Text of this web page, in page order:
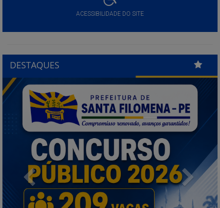
ACESSIBILIDADE DO SITE
DESTAQUES
Previous Next